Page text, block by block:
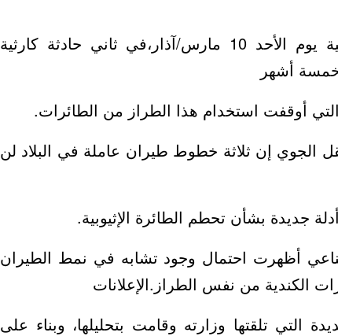
وتحطمت طائرة الخطوط الجوية الإثيوبية يوم الأحد 10 مارس/آذار،في ثاني حادثة كارثية
أوقفت استخدام هذا الطراز من الطائرات.
الجوي إن ثلاثة خطوط طيران عاملة في البلاد لن
جديدة بشأن تحطم الطائرة الإثيوبية.
أظهرت احتمال وجود تشابه في نمط الطيران
الكندية من نفس الطراز.الإعلانات
التي تلقتها وزارته وقامت بتحليلها، وبناء على